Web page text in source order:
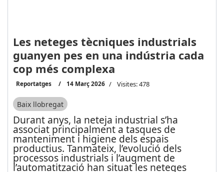
Les neteges tècniques industrials
guanyen pes en una indústria cada
cop més complexa
Reportatges 14 Març 2026 Visites: 478
Baix llobregat
Durant anys, la neteja industrial s’ha
associat principalment a tasques de
manteniment i higiene dels espais
productius. Tanmateix, l’evolució dels
processos industrials i l’augment de
l’automatització han situat les neteges